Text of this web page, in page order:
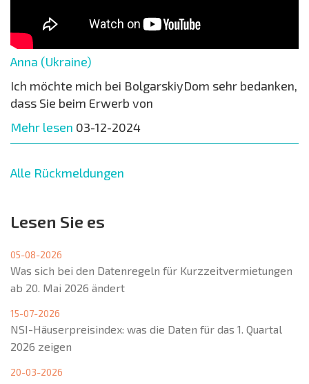
Anna (Ukraine)
Ich möchte mich bei BolgarskiyDom sehr bedanken,
dass Sie beim Erwerb von
Mehr lesen 03-12-2024
Alle Rückmeldungen
Lesen Sie es
05-08-2026
Was sich bei den Datenregeln für Kurzzeitvermietungen
ab 20. Mai 2026 ändert
15-07-2026
NSI-Häuserpreisindex: was die Daten für das 1. Quartal
2026 zeigen
20-03-2026